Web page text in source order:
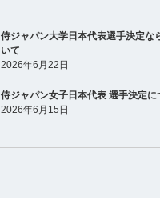
侍ジャパン大学日本代表選手決定な
いて
2026年6月22日
侍ジャパン女子日本代表 選手決定に
2026年6月15日